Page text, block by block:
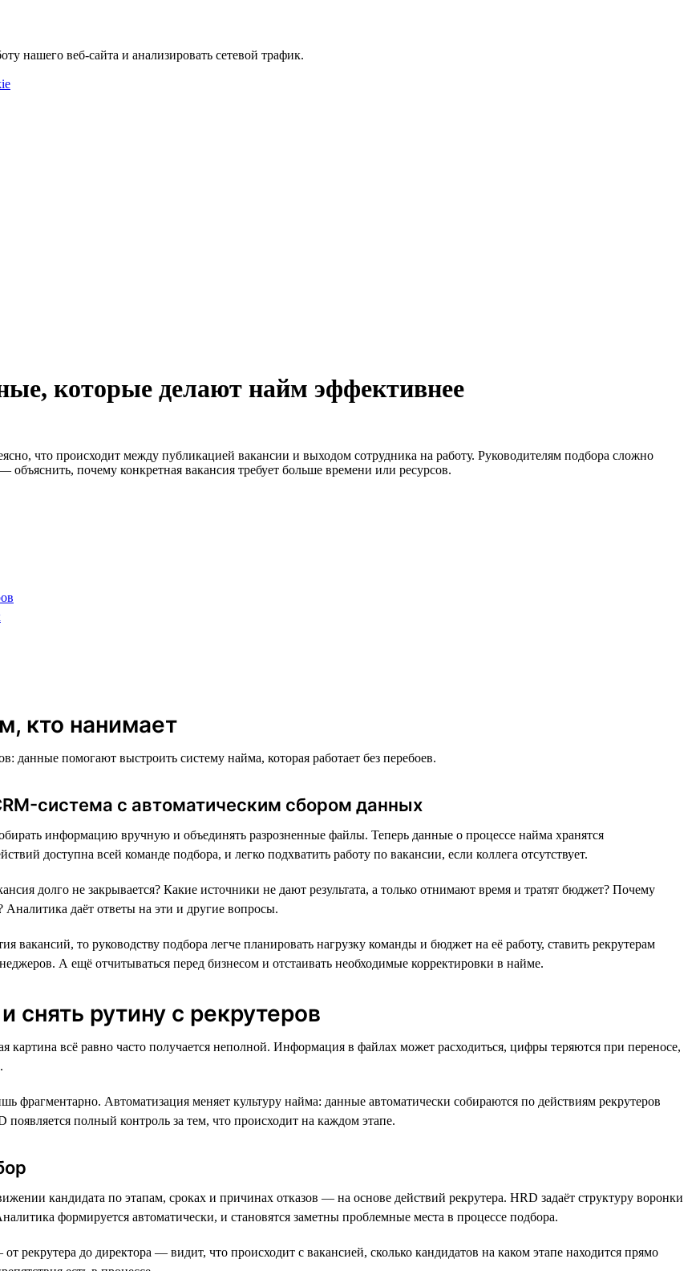
нашего веб-сайта и анализировать сетевой трафик.
которые делают найм эффективнее
что происходит между публикацией вакансии и выходом сотрудника на работу. Руководителям подбора сложно
почему конкретная вакансия требует больше времени или ресурсов.
кто нанимает
помогают выстроить систему найма, которая работает без перебоев.
система с автоматическим сбором данных
информацию вручную и объединять разрозненные файлы. Теперь данные о процессе найма хранятся
доступна всей команде подбора, и легко подхватить работу по вакансии, если коллега отсутствует.
долго не закрывается? Какие источники не дают результата, а только отнимают время и тратят бюджет? Почему
Аналитика даёт ответы на эти и другие вопросы.
вакансий, то руководству подбора легче планировать нагрузку команды и бюджет на её работу, ставить рекрутерам
А ещё отчитываться перед бизнесом и отстаивать необходимые корректировки в найме.
снять рутину с рекрутеров
всё равно часто получается неполной. Информация в файлах может расходиться, цифры теряются при переносе,
фрагментарно. Автоматизация меняет культуру найма: данные автоматически собираются по действиям рекрутеров
полный контроль за тем, что происходит на каждом этапе.
кандидата по этапам, сроках и причинах отказов — на основе действий рекрутера. HRD задаёт структуру воронки
формируется автоматически, и становятся заметны проблемные места в процессе подбора.
рекрутера до директора — видит, что происходит с вакансией, сколько кандидатов на каком этапе находится прямо